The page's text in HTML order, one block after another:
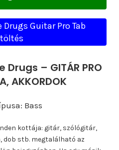
Drugs Guitar Pro Tab
– GITÁR PRO
AKKORDOK
Bass
kottája: gitár, szólógitár,
dob stb. megtalálható az